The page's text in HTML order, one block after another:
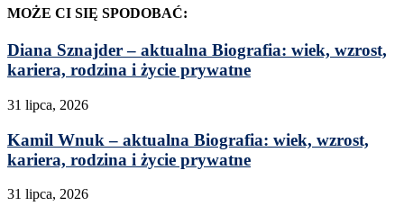
MOŻE CI SIĘ SPODOBAĆ:
Diana Sznajder – aktualna Biografia: wiek, wzrost,
kariera, rodzina i życie prywatne
31 lipca, 2026
Kamil Wnuk – aktualna Biografia: wiek, wzrost,
kariera, rodzina i życie prywatne
31 lipca, 2026